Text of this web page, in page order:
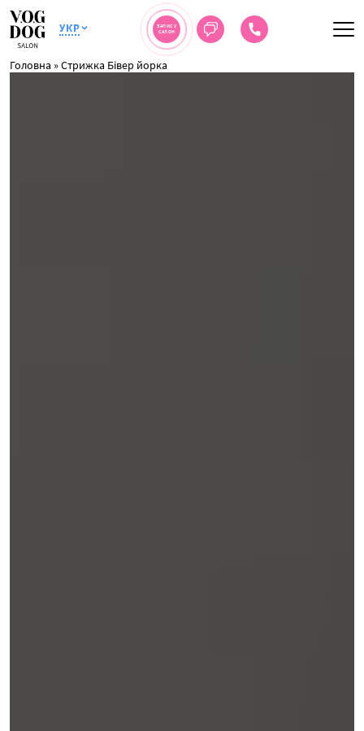
УКР
ЗАПИС У
САЛОН
Головна »Стрижка Бівер йорка